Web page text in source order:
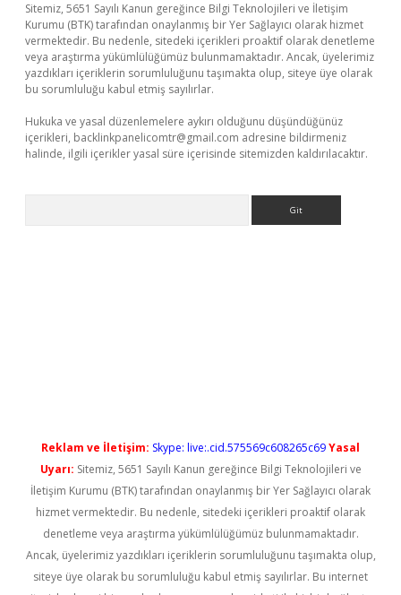
Sitemiz, 5651 Sayılı Kanun gereğince Bilgi Teknolojileri ve İletişim
Kurumu (BTK) tarafından onaylanmış bir Yer Sağlayıcı olarak hizmet
vermektedir. Bu nedenle, sitedeki içerikleri proaktif olarak denetleme
veya araştırma yükümlülüğümüz bulunmamaktadır. Ancak, üyelerimiz
yazdıkları içeriklerin sorumluluğunu taşımakta olup, siteye üye olarak
bu sorumluluğu kabul etmiş sayılırlar.
Hukuka ve yasal düzenlemelere aykırı olduğunu düşündüğünüz
içerikleri, backlinkpanelicomtr@gmail.com adresine bildirmeniz
halinde, ilgili içerikler yasal süre içerisinde sitemizden kaldırılacaktır.
Reklam ve İletişim: Skype: live:.cid.575569c608265c69Yasal
Uyarı: Sitemiz, 5651 Sayılı Kanun gereğince Bilgi Teknolojileri ve
İletişim Kurumu (BTK) tarafından onaylanmış bir Yer Sağlayıcı olarak
hizmet vermektedir. Bu nedenle, sitedeki içerikleri proaktif olarak
denetleme veya araştırma yükümlülüğümüz bulunmamaktadır.
Ancak, üyelerimiz yazdıkları içeriklerin sorumluluğunu taşımakta olup,
siteye üye olarak bu sorumluluğu kabul etmiş sayılırlar. Bu internet